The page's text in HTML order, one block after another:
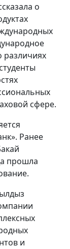
о
различиях
сфере.
Ранее
прошла
и